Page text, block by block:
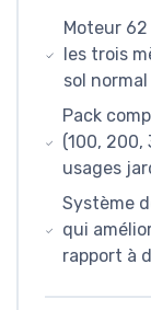
Moteur
les trois
sol normal
Pack
(100,
usages
Système
qui
rapport à